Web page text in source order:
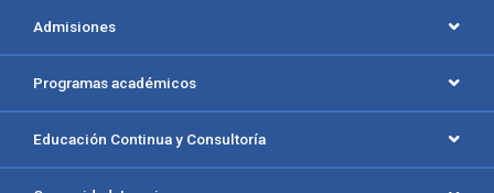
Admisiones
Programas académicos
Educación Continua y Consultoría